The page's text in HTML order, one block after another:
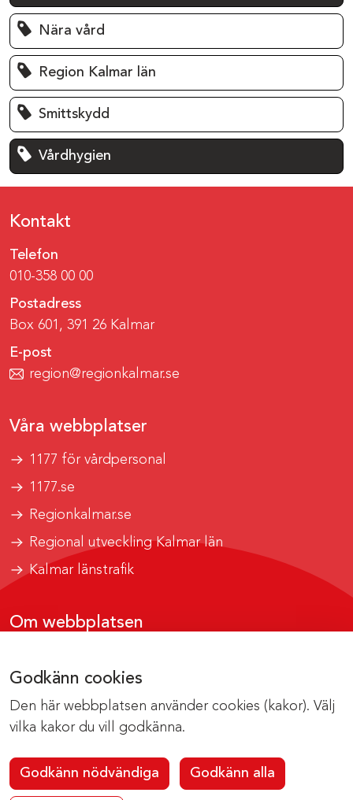
Godkänn cookies
Den här webbplatsen använder cookies (kakor). Välj
vilka kakor du vill godkänna.
Godkänn nödvändiga Godkänn alla
Nära vård
Region Kalmar län
Smittskydd
Vårdhygien
Kontakt
Telefon
010-358 00 00
Postadress
Box 601, 391 26 Kalmar
E-post
region@regionkalmar.se
Våra webbplatser
1177 för vårdpersonal
1177.se
Regionkalmar.se
Regional utveckling Kalmar län
Kalmar länstrafik
Om webbplatsen
Om cookies
Kontakta webbredaktionen